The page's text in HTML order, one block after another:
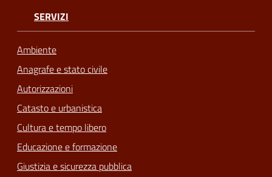
SERVIZI
Ambiente
Anagrafe e stato civile
Autorizzazioni
Catasto e urbanistica
Cultura e tempo libero
Educazione e formazione
Giustizia e sicurezza pubblica